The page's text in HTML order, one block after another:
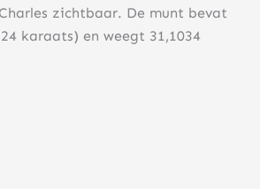
zichtbaar. De munt bevat
karaats) en weegt 31,1034